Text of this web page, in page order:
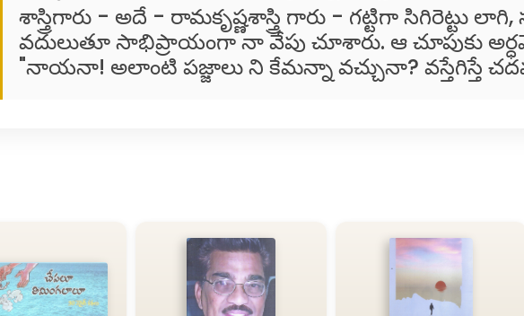
శాస్త్రిగారు - అదే - రామకృష్ణశాస్త్రి గారు - గట్టిగా సిగిరెట్టు
వదులుతూ సాభిప్రాయంగా నా వేపు చూశారు. ఆ చూపుకు
"నాయనా! అలాంటి పజ్జాలు ని కేమన్నా వచ్చునా? వస్తేగిస్తే